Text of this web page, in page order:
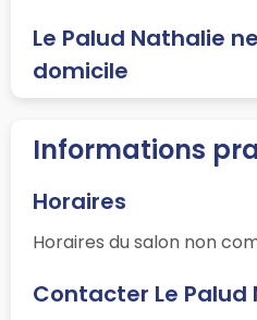
Le Palud Nathalie
domicile
Informations
Horaires
Horaires du salon non
Contacter Le Palud